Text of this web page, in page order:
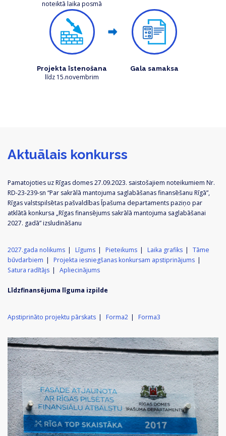
noteiktā laika posmā
Projekta īstenošana
līdz 15.novembrim
Gala samaksa
Aktuālais konkurss
Pamatojoties uz Rīgas domes 27.09.2023. saistošajiem noteikumiem Nr.
RD-23-239-sn “Par sakrālā mantojuma saglabāšanas finansēšanu Rīgā”,
Rīgas valstspilsētas pašvaldības Īpašuma departaments paziņo par
atklātā konkursa „Rīgas finansējums sakrālā mantojuma saglabāšanai
2027. gadā” izsludināšanu
2027.gada nolikums Līgums Pieteikums Laika grafiks
Tāme
būvdarbiem
Projekta iesniegšanas konkursam apstiprinājums
Satura radītājs
Apliecinājums
Līdzfinansējuma līguma izpilde
Apstiprināto projektu pārskats Forma2 Forma3